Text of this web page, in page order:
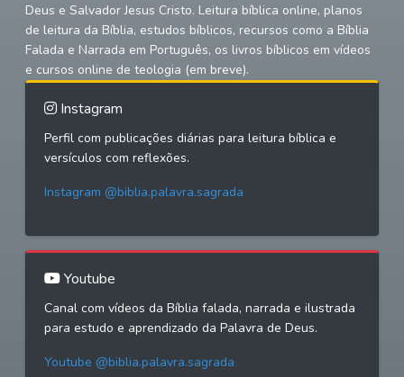
Deus e Salvador Jesus Cristo. Leitura bíblica online, planos
de leitura da Bíblia, estudos bíblicos, recursos como a Bíblia
Falada e Narrada em Português, os livros bíblicos em vídeos
e cursos online de teologia (em breve).
Instagram
Perfil com publicações diárias para leitura bíblica e
versículos com reflexões.
Instagram @biblia.palavra.sagrada
Youtube
Canal com vídeos da Bíblia falada, narrada e ilustrada
para estudo e aprendizado da Palavra de Deus.
Youtube @biblia.palavra.sagrada